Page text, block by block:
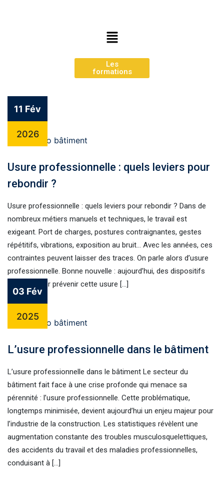
Les
formations
11 Fév
2026
Usure professionnelle : quels leviers pour
rebondir ?
Usure professionnelle : quels leviers pour rebondir ? Dans de
nombreux métiers manuels et techniques, le travail est
exigeant. Port de charges, postures contraignantes, gestes
répétitifs, vibrations, exposition au bruit… Avec les années, ces
contraintes peuvent laisser des traces. On parle alors d’usure
professionnelle. Bonne nouvelle : aujourd’hui, des dispositifs
existent pour prévenir cette usure […]
03 Fév
2025
L’usure professionnelle dans le bâtiment
L’usure professionnelle dans le bâtiment Le secteur du
bâtiment fait face à une crise profonde qui menace sa
pérennité : l’usure professionnelle. Cette problématique,
longtemps minimisée, devient aujourd’hui un enjeu majeur pour
l’industrie de la construction. Les statistiques révèlent une
augmentation constante des troubles musculosquelettiques,
des accidents du travail et des maladies professionnelles,
conduisant à […]